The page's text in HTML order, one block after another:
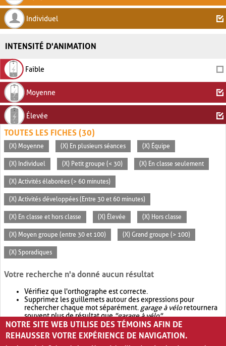
Individuel
INTENSITÉ D'ANIMATION
Faible
Moyenne
Élevée
TOUTES LES FICHES (30)
(X) Moyenne (X) En plusieurs séances (X) Équipe
(X) Individuel (X) Petit groupe (< 30) (X) En classe seulement
(X) Activités élaborées (> 60 minutes)
(X) Activités développées (Entre 30 et 60 minutes)
(X) En classe et hors classe (X) Élevée (X) Hors classe
(X) Moyen groupe (entre 30 et 100) (X) Grand groupe (> 100)
(X) Sporadiques
Votre recherche n'a donné aucun résultat
Vérifiez que l'orthographe est correcte.
Supprimez les guillemets autour des expressions pour
rechercher chaque mot séparément. garage à véloretournera
souvent plus de résultat que"garage à vélo".
Envisagez d'élargir votre recherche avec OR.garage OR vélo
retournera souvent plus de résultat quegarage à vélo
NOTRE SITE WEB UTILISE DES TÉMOINS AFIN DE
REHAUSSER VOTRE EXPÉRIENCE DE NAVIGATION.